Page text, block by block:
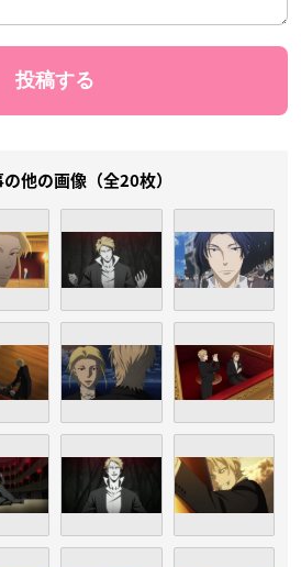
の他の画像（全20枚）